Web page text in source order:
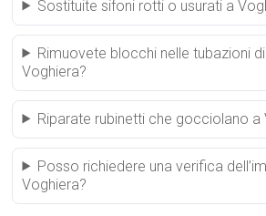
Sostituite sifoni rotti o usurati a
Rimuovete blocchi nelle tubazioni
Voghiera?
Riparate rubinetti che gocciolano a
Posso richiedere una verifica
Voghiera?